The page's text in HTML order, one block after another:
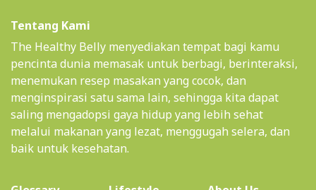
Tentang Kami
The Healthy Belly menyediakan tempat bagi kamu
pencinta dunia memasak untuk berbagi, berinteraksi,
menemukan resep masakan yang cocok, dan
menginspirasi satu sama lain, sehingga kita dapat
saling mengadopsi gaya hidup yang lebih sehat
melalui makanan yang lezat, menggugah selera, dan
baik untuk kesehatan.